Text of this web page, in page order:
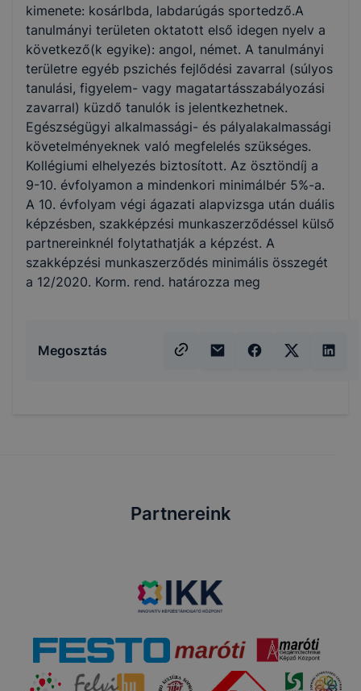
kimenete: kosárlbda, labdarúgás sportedző.A
tanulmányi területen oktatott első idegen nyelv a
következő(k egyike): angol, német. A tanulmányi
területre egyéb pszichés fejlődési zavarral (súlyos
tanulási, figyelem- vagy magatartásszabályozási
zavarral) küzdő tanulók is jelentkezhetnek.
Egészségügyi alkalmassági- és pályalakalmassági
követelményeknek való megfelelés szükséges.
Kollégiumi elhelyezés biztosított. Az ösztöndíj a
9-10. évfolyamon a mindenkori minimálbér 5%-a.
A 10. évfolyam végi ágazati alapvizsga után duális
képzésben, szakképzési munkaszerződéssel külső
partnereinknél folytathatják a képzést. A
szakképzési munkaszerződés minimális összegét
a 12/2020. Korm. rend. határozza meg
Megosztás
Partnereink